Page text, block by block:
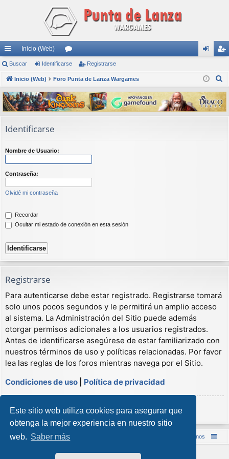
Este sitio web utiliza cookies para asegurar que
obtenga la mejor experiencia en nuestro sitio
web. Saber más
nl
ac
es
rá
pi
s
Inicio (Web)
or
os nti
fic
ar
ist
ra
rs
Buscar Identificarse Registrarse
Inicio (Web) Foro Punta de Lanza Wargames
s
c
Identificarse
Nombre de Usuario:
Contraseña:
Olvidé mi contraseña
Recordar
Ocultar mi estado de conexión en esta sesión
Registrarse
Para autenticarse debe estar registrado. Registrarse tomará
solo unos pocos segundos y le permitirá un amplio acceso
al sistema. La Administración del Sitio puede además
otorgar permisos adicionales a los usuarios registrados.
Antes de identificarse asegúrese de estar familiarizado con
nuestros términos de uso y políticas relacionadas. Por favor
lea las reglas de los foros mientras navega por el Sitio.
Condiciones de uso
Política de privacidad
Registrarse
Inicio (Web) Foro Punta de Lanza Wargames Contáctenos
Desarrollado porphpBB® Forum Software © phpBB Limited